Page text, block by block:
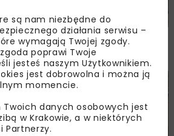
przetarg na odcinek Gdów
Podłęże–Piekiełko
DROGI INWESTYCJE
są nam niezbędne do
działania serwisu –
wymagają Twojej zgody.
poprawi Twoje
jesteś naszym Użytkownikiem.
jest dobrowolna i można ją
momencie.
danych osobowych jest
w Krakowie, a w niektórych
Partnerzy.